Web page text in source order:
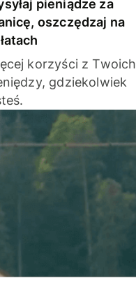
pieniądze za
oszczędzaj na
korzyści z Twoich
gdziekolwiek